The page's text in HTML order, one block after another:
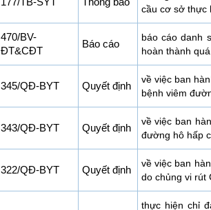
cầu cơ sở thực
470/BV-
ĐT&CĐT
Báo cáo
báo cáo danh
hoàn thành
345/QĐ-BYT Quyết định
về việc ban
bệnh viêm
343/QĐ-BYT Quyết định
về việc ban
đường hô hấp
322/QĐ-BYT Quyết định
về việc ban
do chủng vi rút
thực hiện chỉ